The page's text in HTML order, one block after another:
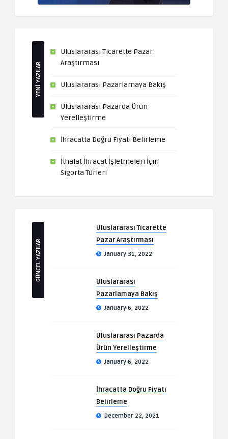
YENİ YAZILAR
Uluslararası Ticarette Pazar
Araştırması
Uluslararası Pazarlamaya Bakış
Uluslararası Pazarda Ürün
Yerelleştirme
İhracatta Doğru Fiyatı Belirleme
İthalat İhracat İşletmeleri İçin
Sigorta Türleri
GÜNCEL YAZILAR
Uluslararası Ticarette
Pazar Araştırması
January 31, 2022
Uluslararası
Pazarlamaya Bakış
January 6, 2022
Uluslararası Pazarda
Ürün Yerelleştirme
January 6, 2022
İhracatta Doğru Fiyatı
Belirleme
December 22, 2021